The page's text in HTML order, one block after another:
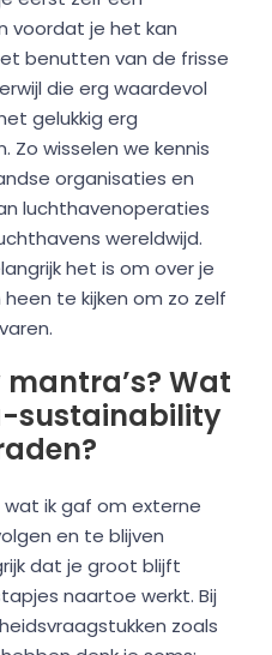
voordat je het kan
benutten van de frisse
die erg waardevol
gelukkig erg
Zo wisselen we kennis
organisaties en
luchthavenoperaties
wereldwijd.
het is om over je
te kijken om zo zelf
Wat
sustainability
wat ik gaf om externe
en te blijven
dat je groot blijft
naartoe werkt. Bij
zoals